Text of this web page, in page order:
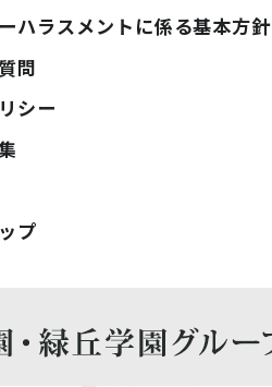
ハラスメントに係る基本方針
問
シー
プ